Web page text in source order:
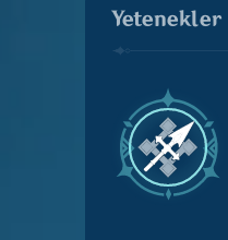
Yetenekler